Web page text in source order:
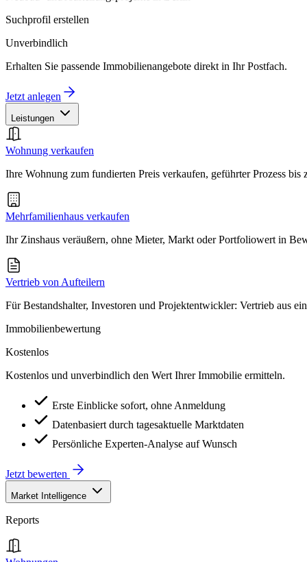
Suchprofil erstellen
Unverbindlich
Erhalten Sie passende Immobilienangebote direkt in Ihr Postfach.
Jetzt anlegen
Leistungen
Wohnung verkaufen
Ihre Wohnung zum fundierten Preis verkaufen, geführter Prozess bis
Mehrfamilienhaus verkaufen
Ihr Zinshaus veräußern, ohne Mieter, Markt oder Portfoliowert in
Vertrieb von Aufteilern
Für Bestandshalter, Investoren und Projektentwickler: Vertrieb aus
Immobilienbewertung
Kostenlos
Kostenlos und unverbindlich den Wert Ihrer Immobilie ermitteln.
Erste Einblicke sofort, ohne Anmeldung
Datenbasiert durch tagesaktuelle Marktdaten
Persönliche Experten-Analyse auf Wunsch
Jetzt bewerten
Market Intelligence
Reports